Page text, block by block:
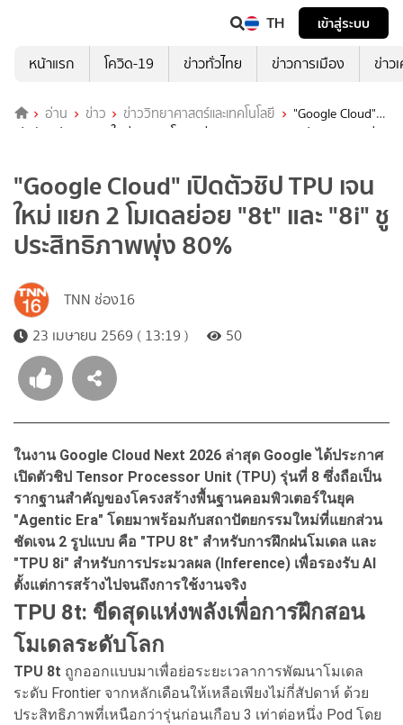
TH
เข้าสู่ระบบ
หน้าแรก
โควิด-19 ข่าวทั่วไทย ข่าวการเมือง ข่าว
อ่าน ข่าว ข่าววิทยาศาสตร์และเทคโนโลยี
"Google Cloud"
เปิดตัวชิป TPU เจนใหม่ แยก 2 โมเดลย่อย "8t" และ "8i" ชูประสิทธิภาพพุ่ง
"Google Cloud" เปิดตัวชิป TPU เจน
ใหม่ แยก 2 โมเดลย่อย "8t" และ "8i" ชู
ประสิทธิภาพพุ่ง 80%
TNN ช่อง16
23 เมษายน 2569 ( 13:19 )
50
ในงาน Google Cloud Next 2026 ล่าสุด Google ได้ประกาศ
เปิดตัวชิป Tensor Processor Unit (TPU) รุ่นที่ 8 ซึ่งถือเป็น
รากฐานสำคัญของโครงสร้างพื้นฐานคอมพิวเตอร์ในยุค
"Agentic Era" โดยมาพร้อมกับสถาปัตยกรรมใหม่ที่แยกส่วน
ชัดเจน 2 รูปแบบ คือ "TPU 8t" สำหรับการฝึกฝนโมเดล และ
"TPU 8i" สำหรับการประมวลผล (Inference) เพื่อรองรับ AI
ตั้งแต่การสร้างไปจนถึงการใช้งานจริง
TPU 8t: ขีดสุดแห่งพลังเพื่อการฝึกสอน
โมเดลระดับโลก
TPU 8t ถูกออกแบบมาเพื่อย่อระยะเวลาการพัฒนาโมเดล
ระดับ Frontier จากหลักเดือนให้เหลือเพียงไม่กี่สัปดาห์ ด้วย
ประสิทธิภาพที่เหนือกว่ารุ่นก่อนเกือบ 3 เท่าต่อหนึ่ง Pod โดย